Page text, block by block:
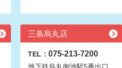
三条烏丸店
TEL： 075-213-7200